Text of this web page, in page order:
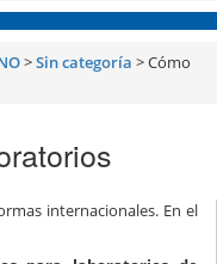
>Sin categoría >Cómo
internacionales. En el